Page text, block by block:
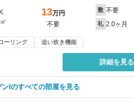
13万円
不要
敷 不要
礼 2.0ヶ月
ーリング 追い炊き機能
詳細を見る
Iのすべての部屋を見る